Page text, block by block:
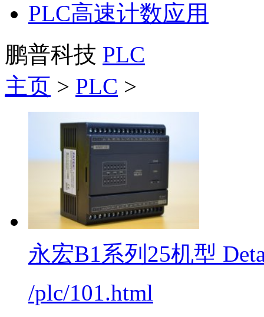
PLC高速计数应用
鹏普科技 PLC
主页 > PLC >
永宏B1系列25机型
/plc/101.html